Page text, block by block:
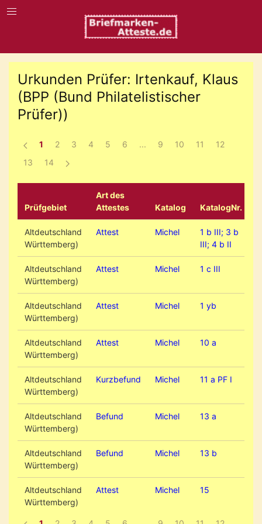
Urkunden Prüfer: Irtenkauf, Klaus
(BPP (Bund Philatelistischer
Prüfer))
1 2 3 4 5 6 ... 9 10 11
12
13
14
Prüfgebiet
Art des
Attestes
Katalog KatalogNr.
Altdeutschland
Württemberg)
Attest Michel
1 b III; 3 b
III; 4 b II
Altdeutschland
Württemberg)
Attest Michel 1 c III
Altdeutschland
Württemberg)
Attest Michel 1 yb
Altdeutschland
Württemberg)
Attest Michel 10 a
Altdeutschland
Württemberg)
Kurzbefund Michel 11 a PF I
Altdeutschland
Württemberg)
Befund Michel 13 a
Altdeutschland
Württemberg)
Befund Michel 13 b
Altdeutschland
Württemberg)
Attest Michel 15